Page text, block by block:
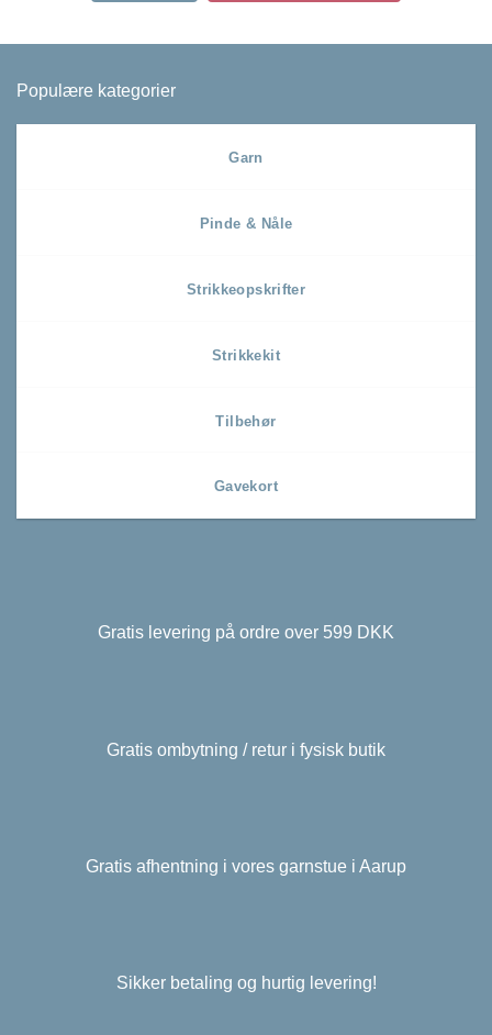
Populære kategorier
Garn
Pinde & Nåle
Strikkeopskrifter
Strikkekit
Tilbehør
Gavekort
Gratis levering på ordre over 599 DKK
Gratis ombytning / retur i fysisk butik
Gratis afhentning i vores garnstue i Aarup
Sikker betaling og hurtig levering!